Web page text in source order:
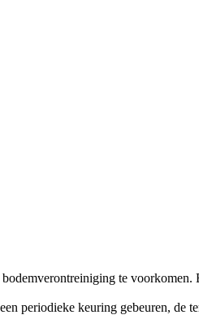
te
periodieke keuring gebeuren, de